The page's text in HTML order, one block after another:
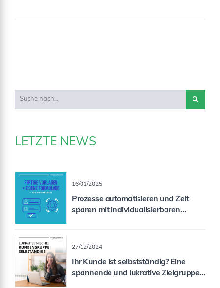
LETZTE NEWS
16/01/2025
Prozesse automatisieren und Zeit
sparen mit individualisierbaren
27/12/2024
Ihr Kunde ist selbstständig? Eine
spannende und lukrative Zielgruppe